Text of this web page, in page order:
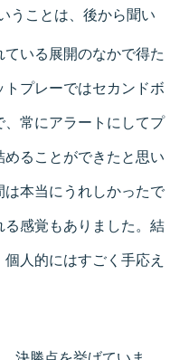
うことは、後から聞い
いる展開のなかで得た
プレーではセカンドボ
常にアラートにしてプ
ることができたと思い
は本当にうれしかったで
感覚もありました。結
人的にはすごく手応え